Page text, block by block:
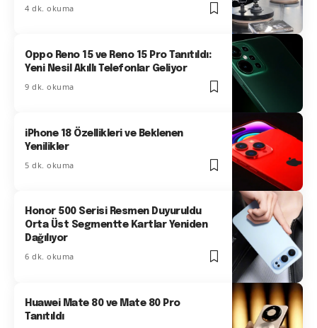
4 dk. okuma
Oppo Reno 15 ve Reno 15 Pro Tanıtıldı:
Yeni Nesil Akıllı Telefonlar Geliyor
9 dk. okuma
iPhone 18 Özellikleri ve Beklenen
Yenilikler
5 dk. okuma
Honor 500 Serisi Resmen Duyuruldu
Orta Üst Segmentte Kartlar Yeniden
Dağılıyor
6 dk. okuma
Huawei Mate 80 ve Mate 80 Pro
Tanıtıldı